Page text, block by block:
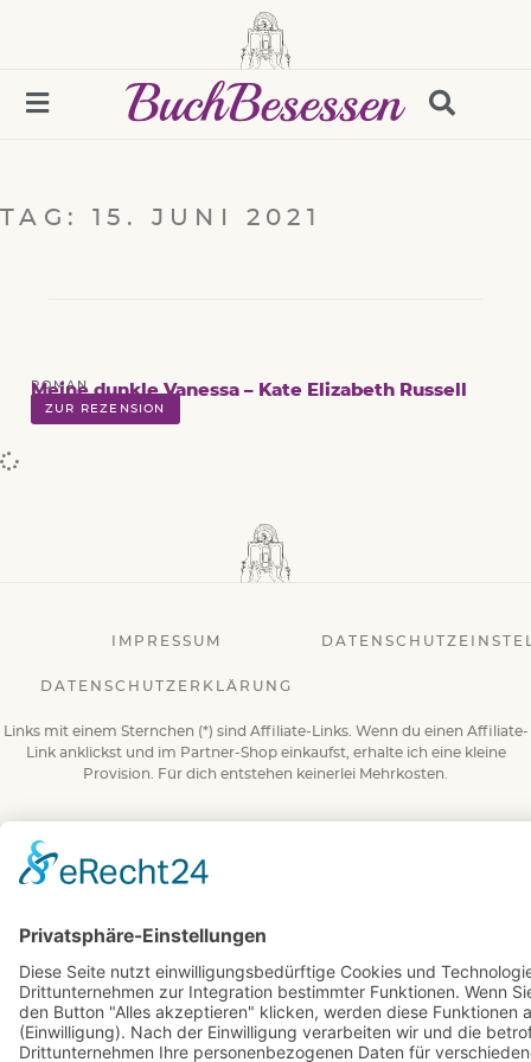
TAG: 15. JUNI 2021
ROMAN
Meine dunkle Vanessa – Kate Elizabeth Russell
ZUR REZENSION
IMPRESSUM
DATENSCHUTZERKLÄRUNG
Links mit einem Sternchen (*) sind Affiliate-Links. Wenn du einen Affiliate-
Link anklickst und im Partner-Shop einkaufst, erhalte ich eine kleine
Provision. Für dich entstehen keinerlei Mehrkosten.